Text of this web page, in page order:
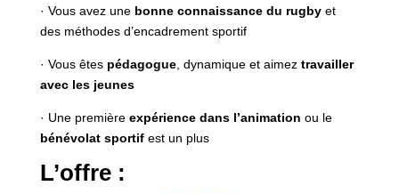
· Vous avez une bonne connaissance du rugbyet
des méthodes d’encadrement sportif
· Vous êtes pédagogue, dynamique et aimez travailler
avec les jeunes
· Une première expérience dans l’animation ou le
bénévolat sportif est un plus
L’offre :